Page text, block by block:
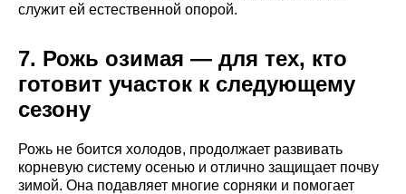
служит ей естественной опорой.
7. Рожь озимая — для тех, кто
готовит участок к следующему
сезону
Рожь не боится холодов, продолжает развивать
корневую систему осенью и отлично защищает почву
зимой. Она подавляет многие сорняки и помогает